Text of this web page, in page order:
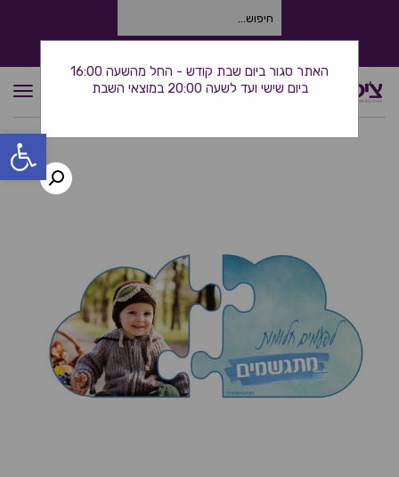
פתח
האתר סגור ביום שבת קודש - החל מהשעה 16:00
ביום שישי ועד לשעה 20:00 במוצאי השבת